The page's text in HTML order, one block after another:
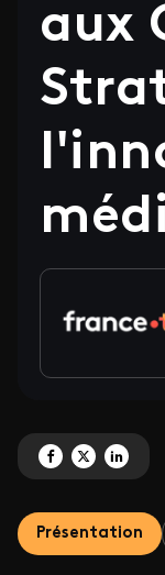
aux
Partagez 'France
PartagezPartagez
Présentation